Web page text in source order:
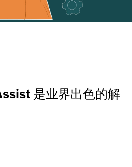
是业界出色的解